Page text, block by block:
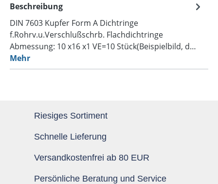
Beschreibung
DIN 7603 Kupfer Form A Dichtringe
f.Rohrv.u.Verschlußschrb. Flachdichtringe
Abmessung: 10 x16 x1 VE=10 Stück(Beispielbild, d…
Mehr
Riesiges Sortiment
Schnelle Lieferung
Versandkostenfrei ab 80 EUR
Persönliche Beratung und Service